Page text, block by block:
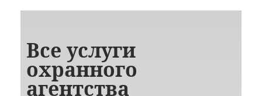
Все услуги
охранного
агентства